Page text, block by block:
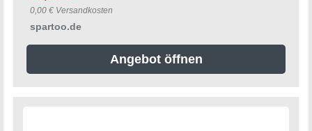
0,00 € Versandkosten
spartoo.de
Angebot öffnen